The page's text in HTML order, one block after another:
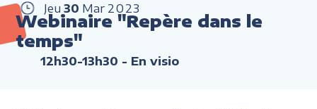
Jeu 30 Mar 2023
Webinaire "Repère dans le
temps"
12h30-13h30 - En visio